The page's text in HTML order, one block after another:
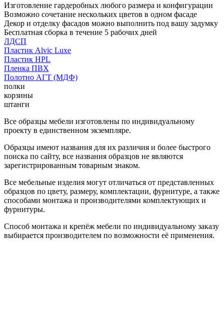
Изготовление гардеробных любого размера и конфигурации
Возможно сочетание нескольких цветов в одном фасаде
Декор и отделку фасадов можно выполнить под вашу задумку
Бесплатная сборка в течение 5 рабочих дней
ЛДСП
Пластик Alvic Luxe
Пластик HPL
Пленка ПВХ
Полотно АГТ (МДФ)
полки
корзины
штанги
Все образцы мебели изготовлены по индивидуальному
проекту в единственном экземпляре.
Образцы имеют названия для их различия и более быстрого
поиска по сайту, все названия образцов не являются
зарегистрированным товарным знаком.
Все мебельные изделия могут отличаться от представленных
образцов по цвету, размеру, комплектации, фурнитуре, а также
способами монтажа и производителями комплектующих и
фурнитуры.
Способ монтажа и крепёж мебели по индивидуальному заказу
выбирается производителем по возможности её применения.